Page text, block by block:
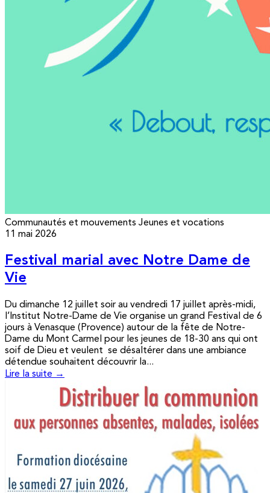
Communautés et mouvements Jeunes et vocations
11 mai 2026
Festival marial avec Notre Dame de
Vie
Du dimanche 12 juillet soir au vendredi 17 juillet après-midi,
l’Institut Notre-Dame de Vie organise un grand Festival de 6
jours à Venasque (Provence) autour de la fête de Notre-
Dame du Mont Carmel pour les jeunes de 18-30 ans qui ont
soif de Dieu et veulent se désaltérer dans une ambiance
détendue souhaitent découvrir la...
Lire la suite →